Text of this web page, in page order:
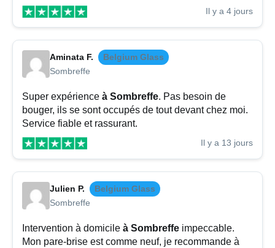
Il y a 4 jours
Aminata F.
Belgium Glass
Sombreffe
Super expérience à Sombreffe. Pas besoin de
bouger, ils se sont occupés de tout devant chez moi.
Service fiable et rassurant.
Il y a 13 jours
Julien P.
Belgium Glass
Sombreffe
Intervention à domicile à Sombreffe impeccable.
Mon pare-brise est comme neuf, je recommande à